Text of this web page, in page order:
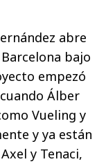
abre
bajo
empezó
Álber
Vueling y
y ya están
y Tenaci,